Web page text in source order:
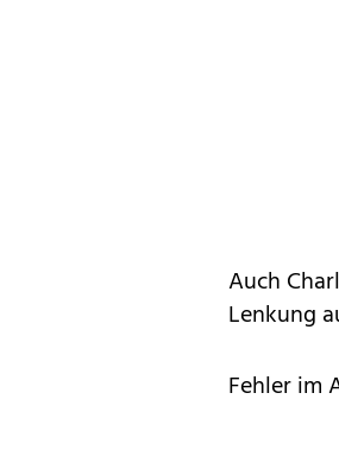
Auch
Lenkung
Fehler im